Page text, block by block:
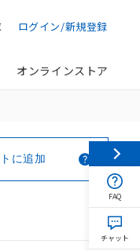
ログイン/新規登録
オンラインストア
に追加
FAQ
チャット